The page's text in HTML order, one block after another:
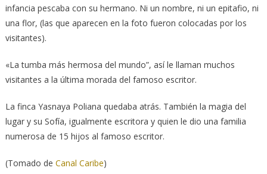
infancia pescaba con su hermano. Ni un nombre, ni un epitafio, ni
una flor, (las que aparecen en la foto fueron colocadas por los
visitantes).
«La tumba más hermosa del mundo”, así le llaman muchos
visitantes a la última morada del famoso escritor.
La finca Yasnaya Poliana quedaba atrás. También la magia del
lugar y su Sofía, igualmente escritora y quien le dio una familia
numerosa de 15 hijos al famoso escritor.
(Tomado de Canal Caribe)